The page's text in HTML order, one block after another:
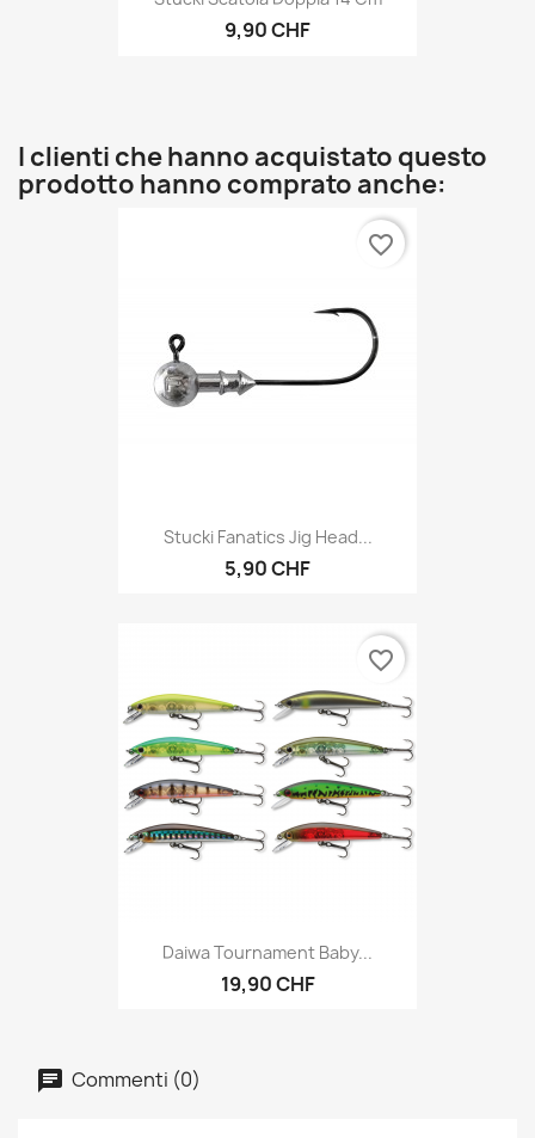
9,90 CHF
I clienti che hanno acquistato questo
prodotto hanno comprato anche:
Stucki Fanatics Jig Head...
5,90 CHF
favorite_border
Daiwa Tournament Baby...
19,90 CHF
favorite_border
Commenti (0)